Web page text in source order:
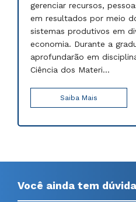
gerenciar recursos,
em resultados por meio
sistemas produtivos em
economia. Durante a
aprofundarão em
Ciência dos Materi...
Saiba Mais
Você ainda tem